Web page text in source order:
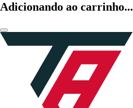
Adicionando ao carrinho...